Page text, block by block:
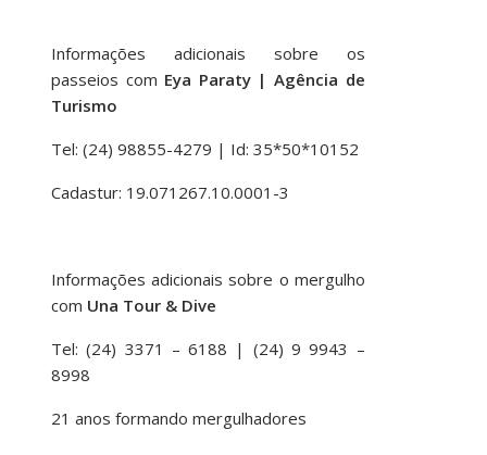
Informações adicionais sobre os
passeios com Eya Paraty | Agência de
Turismo
Tel: (24) 98855-4279 | Id: 35*50*10152
Cadastur: 19.071267.10.0001-3
Informações adicionais sobre o mergulho
com Una Tour & Dive
Tel: (24) 3371 – 6188 | (24) 9 9943 –
8998
21 anos formando mergulhadores